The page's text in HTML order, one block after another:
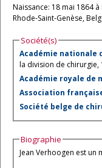
Naissance: 18 mai 1864
Rhode-Saint-Genèse,
Société(s)
Académie nationale
la division de chirurgie,
Académie royale de
Association
Société belge de
Biographie
Jean Verhoogen est un